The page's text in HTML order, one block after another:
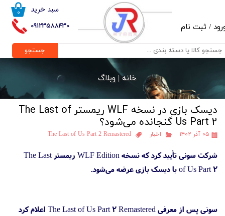
09123588430
۰ سبد خرید
/ ثبت نام
حساب کاربری من
تغییر گذر واژه
خروج از حساب کاربری
جستجو
خانه |وبلاگ
دیسک بازی در نسخه WLF ریمستر The Last of
Us Part 2 گنجانده می‌شود؟
۰۵ آذر ۱۴۰۲ اخبار The Last of Us Part 2 Remastered
شرکت سونی تأیید کرد که نسخه WLF Edition ریمستر The Last
of Us Part 2 با دیسک بازی عرضه می‌شود.
سونی پس از معرفی The Last of Us Part 2 Remastered اعلام کرد